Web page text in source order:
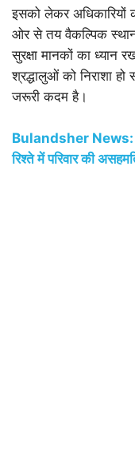
इसको लेकर अधिकारियों
ओर से तय वैकल्पिक
सुरक्षा मानकों का ध्यान
श्रद्धालुओं को निराशा
जरूरी कदम है।
Bulandsher News:
रिश्ते में परिवार की